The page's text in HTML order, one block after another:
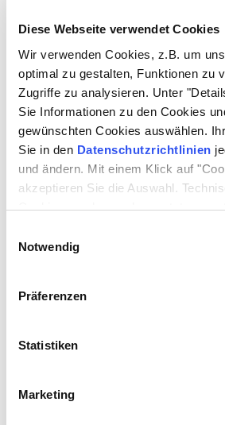
Diese Webseite verwendet Cookies
Wir verwenden Cookies, z.B. um
optimal zu gestalten, Funktionen zu
Zugriffe zu analysieren. Unter
Sie Informationen zu den Cookies
gewünschten Cookies auswählen.
Sie in den Datenschutzrichtlinien
und ändern. Mit einem Klick auf
akzeptieren Sie die Auswahl.
Cookies werden auch gesetzt, wenn
Notwendig
Präferenzen
Statistiken
Marketing
Gültigkeit
Nur in Verbindung
Abonnement oder
DeutschlandTicket
Kündigung
Abo
Bis zum 10. eines
jeden Monats mit
Ablauf zum
Monatsende
Fahrrad-Erweiterungen
Das Fahrrad-Monatsticket für den
können Sie für Ihre Fahrten weiterhin
zum Preis von 4,40 € erwerben, die 24